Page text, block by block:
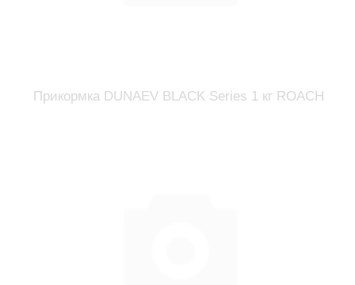
Прикормка DUNAEV BLACK Series 1 кг ROАCH